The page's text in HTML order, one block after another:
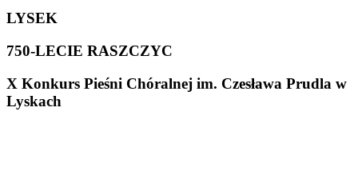
LYSEK
750-LECIE RASZCZYC
X Konkurs Pieśni Chóralnej im. Czesława Prudla w
Lyskach